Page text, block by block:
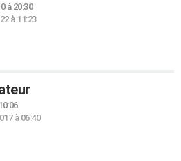
à 20:30
à 11:23
à 06:40